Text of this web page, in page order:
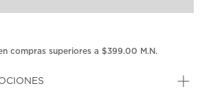
compras superiores a $399.00 M.N.